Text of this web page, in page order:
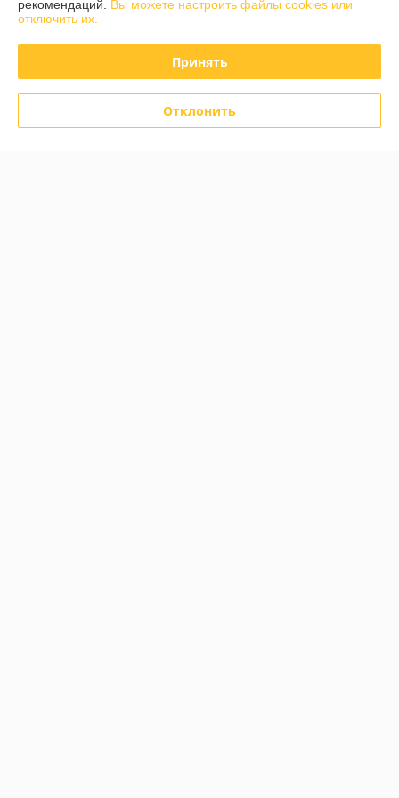
Купить Купить
100% положительных из 71 отзыва за год
Работает с 01.03.2017
рекомендаций. Вы можете настроить файлы cookies или
отключить их.
Принять
Отклонить